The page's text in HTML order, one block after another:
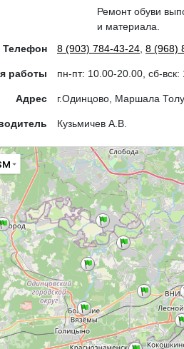
Ремонт обуви
и материала.
Телефон
8 (903) 784-43-24 8 (968)
работы пн-пт: 10.00-20.00, сб-вск:
Адрес г.Одинцово, Маршала
Кузьмичев А.В.